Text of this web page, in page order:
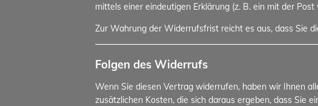
mittels einer eindeutigen Erklärung (z. B. ein mit der
Zur Wahrung der Widerrufsfrist reicht es aus, dass Sie
Folgen des Widerrufs
Wenn Sie diesen Vertrag widerrufen, haben wir Ihnen
zusätzlichen Kosten, die sich daraus ergeben, dass Sie